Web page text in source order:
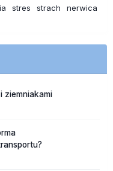
stres strach
nerwica
ziemniakami